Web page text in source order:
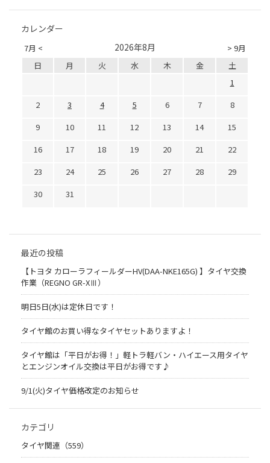
カレンダー
7月 < > 9月
2026年8月
日 月 火 水 木 金
土
1
2
3 4 5 6 7
8
9
10 11 12 13 14
15
16
17 18 19 20 21
22
23
24 25 26 27 28
29
30
31
最近の投稿
【トヨタ カローラフィールダーHV(DAA-NKE165G) 】タイヤ交換
作業（REGNO GR-XⅢ）
明日5日(水)は定休日です！
タイヤ館のお買い得なタイヤセットありますよ！
タイヤ館は「平日がお得！」軽トラ軽バン・ハイエース用タイヤ
とエンジンオイル交換は平日がお得です♪
9/1(火)タイヤ価格改定のお知らせ
カテゴリ
タイヤ関連（559）